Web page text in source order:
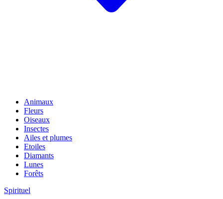
Animaux
Fleurs
Oiseaux
Insectes
Ailes et plumes
Etoiles
Diamants
Lunes
Forêts
Spirituel